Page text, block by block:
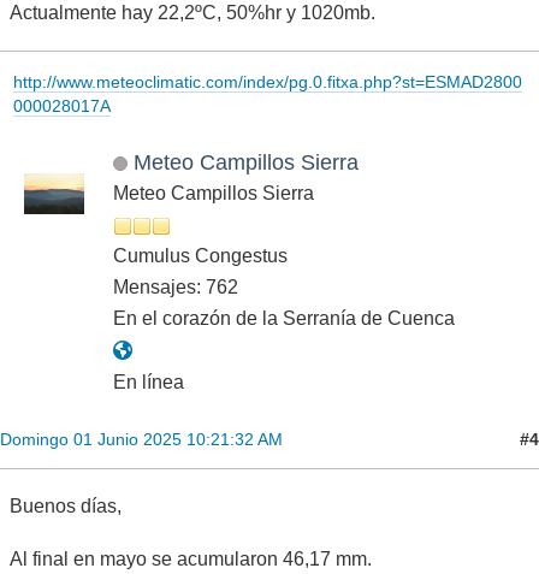
Actualmente hay 22,2ºC, 50%hr y 1020mb.
http://www.meteoclimatic.com/index/pg.0.fitxa.php?st=ESMAD2800
000028017A
Meteo Campillos Sierra
Meteo Campillos Sierra
Cumulus Congestus
Mensajes: 762
En el corazón de la Serranía de Cuenca
En línea
Domingo 01 Junio 2025 10:21:32 AM #4
Buenos días,
Al final en mayo se acumularon 46,17 mm.